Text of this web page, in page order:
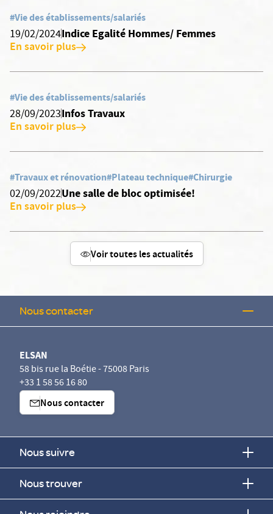
#Vie des établissements/salariés
19/02/2024Indice Egalité Hommes/ Femmes
En savoir plus
#Vie des établissements/salariés
28/09/2023Infos Travaux
En savoir plus
#Travaux et rénovation#Plateau technique#Chirurgie
02/09/2022Une salle de bloc optimisée!
En savoir plus
Voir toutes les actualités
Nous contacter
ELSAN
58 bis rue la Boétie - 75008 Paris
+33 1 58 56 16 80
Nous contacter
Nous suivre
Nous trouver